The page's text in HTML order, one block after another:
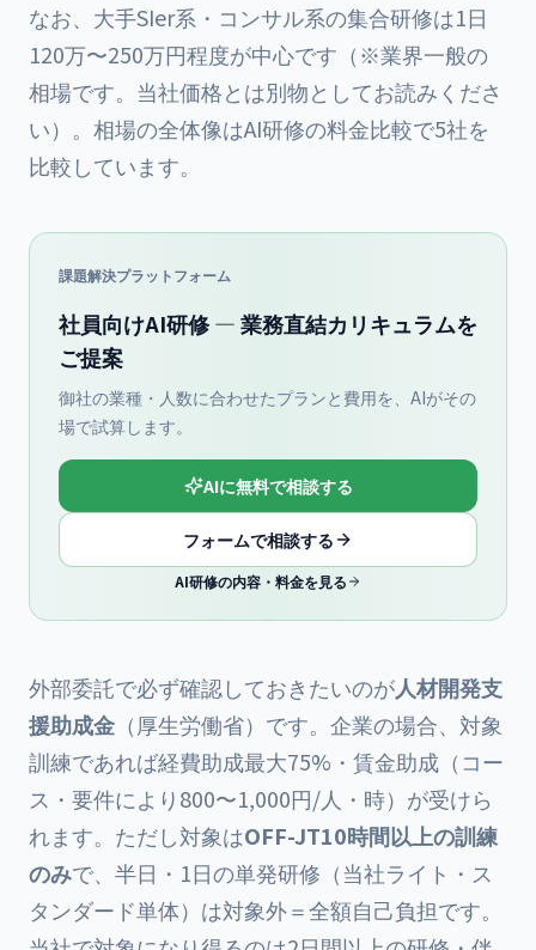
なお、大手SIer系・コンサル系の集合研修は1日
120万〜250万円程度が中心です（※業界一般の
相場です。当社価格とは別物としてお読みくださ
い）。相場の全体像はAI研修の料金比較で5社を
比較しています。
課題解決プラットフォーム
社員向けAI研修 — 業務直結カリキュラムを
ご提案
御社の業種・人数に合わせたプランと費用を、AIがその
場で試算します。
AIに無料で相談する
フォームで相談する
AI研修の内容・料金を見る
外部委託で必ず確認しておきたいのが人材開発支
援助成金 （厚生労働省）です。企業の場合、対象
訓練であれば経費助成最大75%・賃金助成（コー
ス・要件により800〜1,000円/人・時）が受けら
れます。ただし対象はOFF-JT10時間以上の訓練
のみで、半日・1日の単発研修（当社ライト・ス
タンダード単体）は対象外＝全額自己負担です。